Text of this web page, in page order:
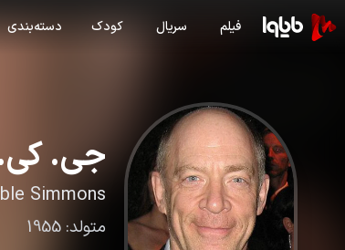
فیلم سریال کودک دسته‌بندی
جی.
Simmons
متولد: 1955